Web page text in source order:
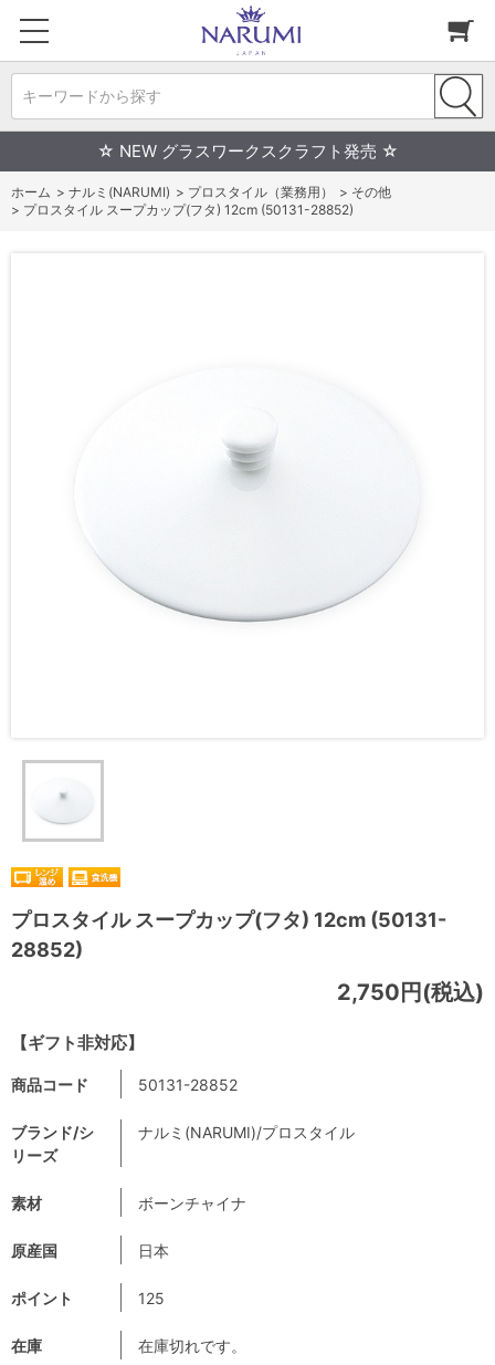
キーワードから探す
☆ NEW グラスワークスクラフト発売 ☆
ホーム > ナルミ(NARUMI) > プロスタイル（業務用） > その他
> プロスタイル スープカップ(フタ) 12cm (50131-28852)
プロスタイル スープカップ(フタ) 12cm (50131-
28852)
【ギフト非対応】
2,750円(税込)
商品コード 50131-28852
ブランド/シ
リーズ
ナルミ(NARUMI)/プロスタイル
素材 ボーンチャイナ
原産国 日本
ポイント 125
在庫 在庫切れです。